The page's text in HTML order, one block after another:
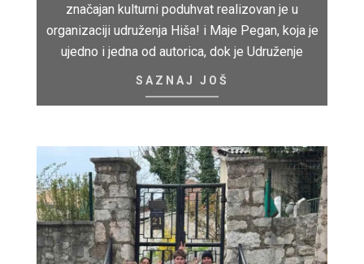
značajan kulturni poduhvat realizovan je u
organizaciji udruženja Hiša! i Maje Pegan, koja je
ujedno i jedna od autorica, dok je Udruženje
SAZNAJ JOŠ